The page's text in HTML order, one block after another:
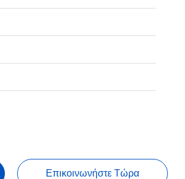
Επικοινωνήστε Τώρα